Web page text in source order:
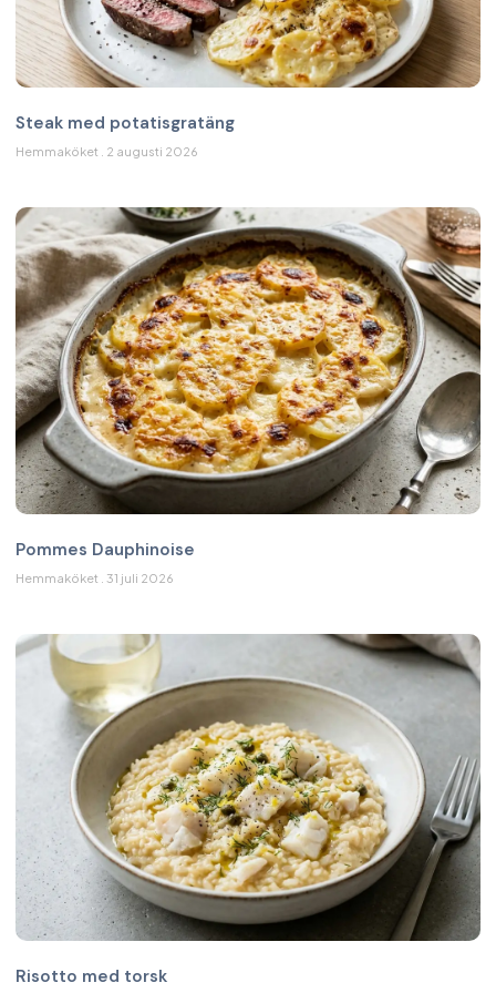
Steak med potatisgratäng
Hemmaköket 2 augusti 2026
Pommes Dauphinoise
Hemmaköket 31 juli 2026
Risotto med torsk